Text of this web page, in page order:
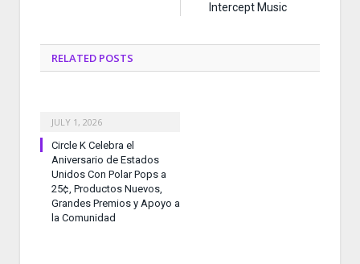
Intercept Music
RELATED POSTS
JULY 1, 2026
Circle K Celebra el
Aniversario de Estados
Unidos Con Polar Pops a
25¢, Productos Nuevos,
Grandes Premios y Apoyo a
la Comunidad